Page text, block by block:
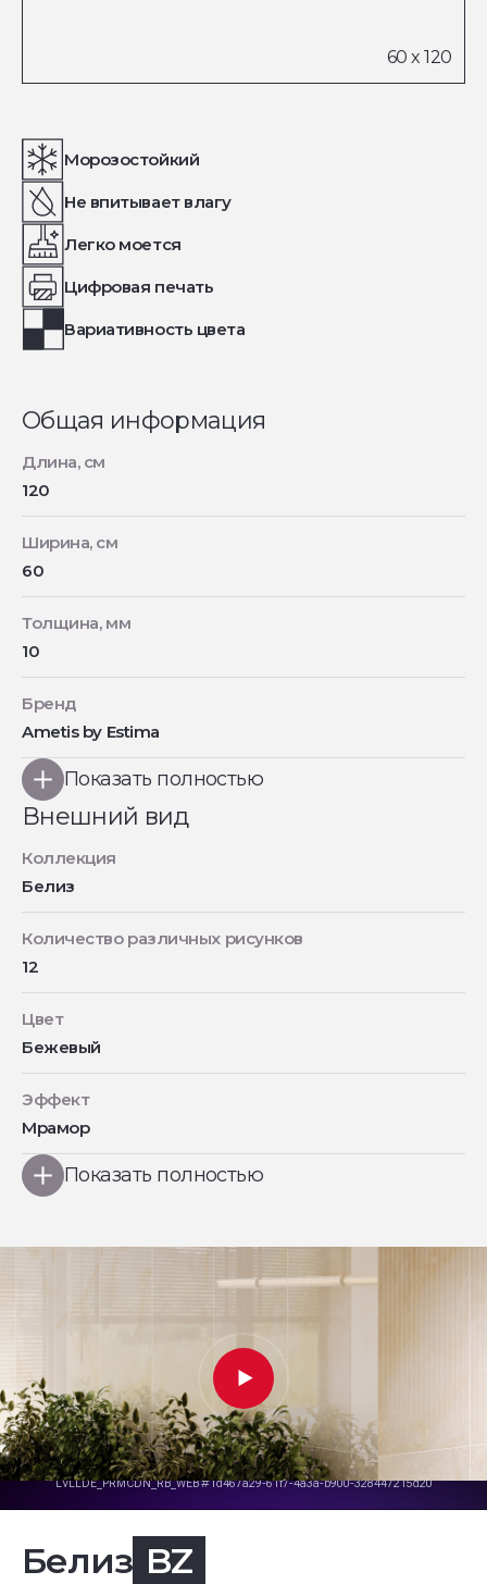
Морозостойкий
Не впитывает влагу
Легко моется
Цифровая печать
Вариативность цвета
Общая информация
Длина, см
120
Ширина, см
60
Толщина, мм
10
Бренд
Ametis by Estima
Показать полностью
Внешний вид
Коллекция
Белиз
Количество различных рисунков
12
Цвет
Бежевый
Эффект
Мрамор
Показать полностью
Белиз BZ